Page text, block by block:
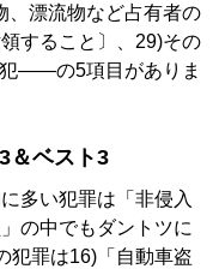
、漂流物など占有者の
すること〕、29)その
――の5項目がありま
＆ベスト3
多い犯罪は「非侵入
の中でもダントツに
犯罪は16)「自動車盗